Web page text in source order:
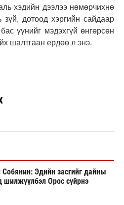
хэдийн дээлээ нөмөрчихнө
дотоод хэргийн сайдаар
үүнийг мэдэхгүй өнгөрсөн
шалтгаан ердөө л энэ.
Собянин: Эдийн засгийг дайны
шилжүүлбэл Орос сүйрнэ